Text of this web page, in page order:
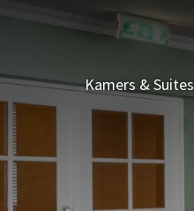
Kamers & Suites